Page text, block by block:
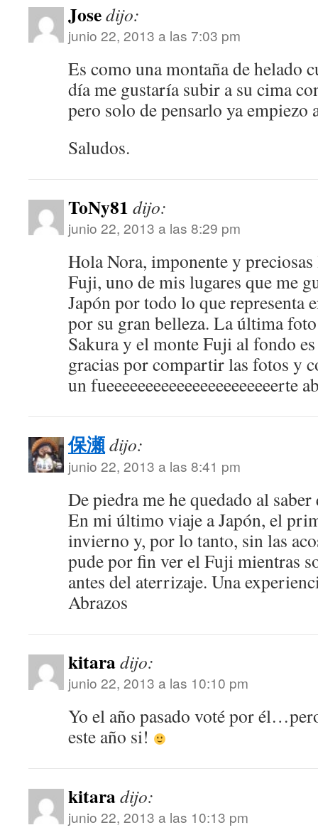
Josedijo:
junio 22, 2013 a las 7:03 pm
Es como una montaña de helado
día me gustaría subir a su cima
pero solo de pensarlo ya empiezo
Saludos.
ToNy81 dijo:
junio 22, 2013 a las 8:29 pm
Hola Nora, imponente y
Fuji, uno de mis lugares que me
Japón por todo lo que representa
por su gran belleza. La última
Sakura y el monte Fuji al fondo
gracias por compartir las fotos y
un fueeeeeeeeeeeeeeeeeeeeeerte
保瀬dijo:
junio 22, 2013 a las 8:41 pm
De piedra me he quedado al
En mi último viaje a Japón, el
invierno y, por lo tanto, sin las
pude por fin ver el Fuji mientras
antes del aterrizaje. Una
Abrazos
kitaradijo:
junio 22, 2013 a las 10:10 pm
Yo el año pasado voté por
este año si!
kitaradijo:
junio 22, 2013 a las 10:13 pm